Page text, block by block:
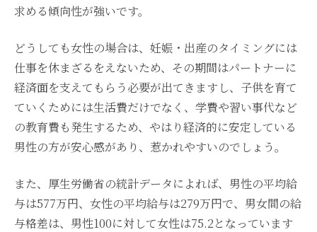
求める傾向性が強いです。
どうしても女性の場合は、妊娠・出産のタイミングには
仕事を休まざるをえないため、その期間はパートナーに
経済面を支えてもらう必要が出てきますし、子供を育て
ていくためには生活費だけでなく、学費や習い事代など
の教育費も発生するため、やはり経済的に安定している
男性の方が安心感があり、惹かれやすいのでしょう。
また、厚生労働省の統計データによれば、男性の平均給
与は577万円、女性の平均給与は279万円で、男女間の給
与格差は、男性100に対して女性は75.2となっています